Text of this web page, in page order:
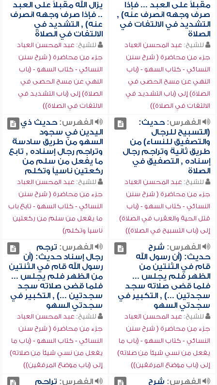
مقبلاً على العبد ... فإذا
صرف وجهه انصرف عنه) ,
التشديد في الالتفات في
الصلاة
للشيخ: عبد المحسن العباد
جزء من محاضرة ( شرح سنن
النسائي - كتاب السهو - (باب
النهي عن مسح الحصى في
الصلاة) إلى (باب التشديد في
الالتفات في الصلاة))
يزال الله مقبلاً على العبد
.. فإذا صرف وجهه انصرف
عنه) , التشديد في
الالتفات في الصلاة
للشيخ: عبد المحسن العباد
جزء من محاضرة ( شرح سنن
النسائي - كتاب السهو - (باب
النهي عن مسح الحصى في
الصلاة) إلى (باب التشديد في
الالتفات في الصلاة))
الفهرس:حديث:
(التسبيح للرجال
والتصفيق للنساء) من
طريق ثانية وتراجم رجال
إسناده , التصفيق في
الصلاة
للشيخ: عبد المحسن العباد
جزء من محاضرة ( شرح سنن
النسائي - كتاب السهو - (باب
قتل الحية والعقرب في الصلاة)
إلى (باب التسبيح في الصلاة))
الفهرس:حديث ذي
اليدين في سجود
السهو من طريق سادسة
وتراجم رجال إسناده , تابع
ما يفعل من سلم من
ركعتين ناسياً وتكلم
للشيخ: عبد المحسن العباد
جزء من محاضرة ( شرح سنن
النسائي - كتاب السهو - تابع باب
ما يفعل من سلم من ركعتين
ناسياً وتكلم)
الفهرس: شرح
حديث: (أن رسول الله
قام في الثنتين من
الظهر فلم يجلس ...
فلما قضى صلاته سجد
سجدتين ...) , التكبير في
سجدتي السهو
للشيخ: عبد المحسن العباد
جزء من محاضرة ( شرح سنن
النسائي - كتاب السهو - (باب ما
يفعل من نسي شيئاً من صلاته)
إلى (باب موضع المرفقين))
الفهرس: ترجم
رجال إسناد حديث: (أن
رسول الله قام في الثنتين
من الظهر فلم يجلس ...
فلما قضى صلاته سجد
سجدتين ...) , التكبير في
سجدتي السهو
للشيخ: عبد المحسن العباد
جزء من محاضرة ( شرح سنن
النسائي - كتاب السهو - (باب ما
يفعل من نسي شيئاً من صلاته)
إلى (باب موضع المرفقين))
الفهرس: شرح الفهرس: تراجم